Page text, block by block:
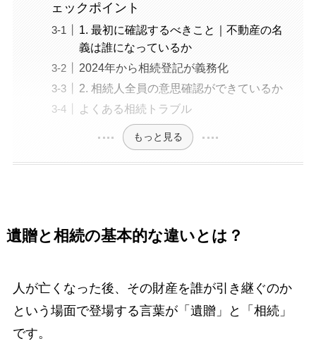
ェックポイント
1. 最初に確認するべきこと｜不動産の名
義は誰になっているか
2024年から相続登記が義務化
2. 相続人全員の意思確認ができているか
よくある相続トラブル
もっと見る
遺贈と相続の基本的な違いとは？
人が亡くなった後、その財産を誰が引き継ぐのか
という場面で登場する言葉が「遺贈」と「相続」
です。